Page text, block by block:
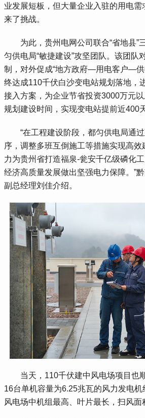
业发展短板，但大量企业入驻的用电
来了挑战。
为此，贵州电网公司联合“省地县”
匀供电局“敏捷建设”攻坚团队。该团队
制，对外促成“地方政府—用电客户—供
终达成110千伏白沙变电站规划落地，
接入方案，为企业节省投资3000万元
规划建设时间，实现变电站提前近400
“在工程建设阶段，都匀供电局通过
序，调整多班互倒施工等措施实现高
力为贵州省打造福泉-瓮安千亿级磷化
经济高质量发展做出坚强电力保障。”
副总经理刘佳介绍。
当天，110千伏建中风电场项目也
16台单机容量为6.25兆瓦的风力发电
风电场中机组最高、叶片最长，扫风面